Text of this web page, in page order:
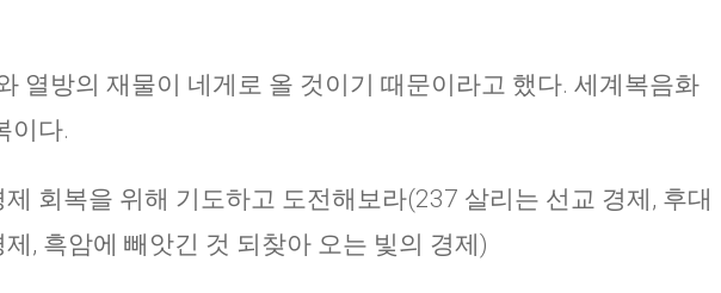
열방의 재물이 네게로 올 것이기 때문이라고 했다. 세계복음화
이다.
회복을 위해 기도하고 도전해보라(237 살리는 선교 경제, 후대
, 흑암에 빼앗긴 것 되찾아 오는 빛의 경제)